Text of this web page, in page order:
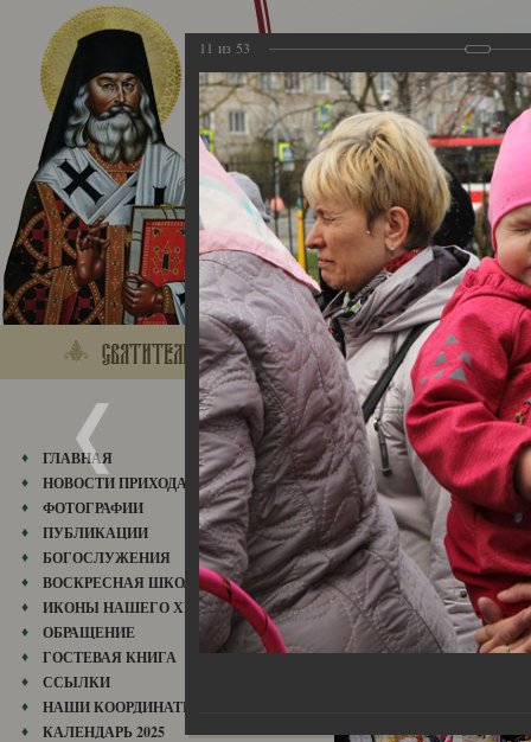
ГЛАВНАЯ
НОВОСТИ ПРИХОДА
ФОТОГРАФИИ
ПУБЛИКАЦИИ
БОГОСЛУЖЕНИЯ
ВОСКРЕСНАЯ ШКОЛА
ИКОНЫ НАШЕГО ХРАМА
ОБРАЩЕНИЕ
ГОСТЕВАЯ КНИГА
ССЫЛКИ
НАШИ КООРДИНАТЫ
КАЛЕНДАРЬ 2025
05.05.2024
05.05.2024
11 из 53